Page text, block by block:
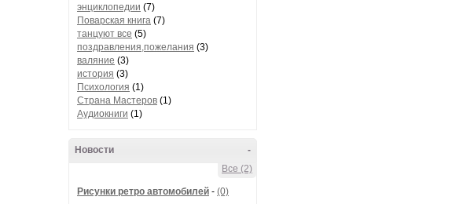
энциклопедии (7)
Поварская книга (7)
танцуют все (5)
поздравления,пожелания (3)
валяние (3)
история (3)
Психология (1)
Страна Мастеров (1)
Аудиокниги (1)
-
Новости
Все (2)
Рисунки ретро автомобилей - (0)